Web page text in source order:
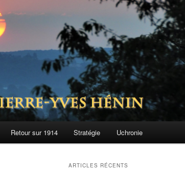
Retour sur 1914 Stratégie Uchronie
ARTICLES RÉCENTS